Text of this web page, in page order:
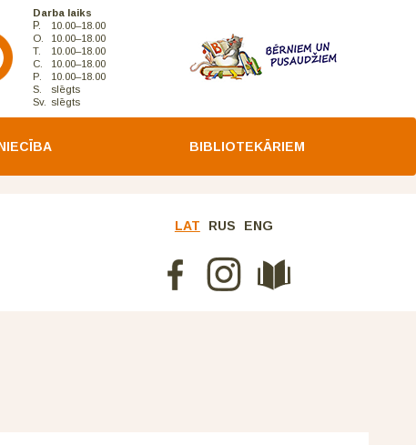
Darba laiks
P.
10.00–18.00
O.
10.00–18.00
T.
10.00–18.00
C.
10.00–18.00
P.
10.00–18.00
S.
slēgts
Sv. slēgts
BIBLIOTEKĀRIEM
LAT RUS ENG